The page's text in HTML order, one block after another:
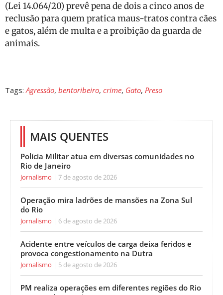
(Lei 14.064/20) prevê pena de dois a cinco anos de
reclusão para quem pratica maus-tratos contra cães
e gatos, além de multa e a proibição da guarda de
animais.
Tags: Agressão, bentoribeiro, crime, Gato, Preso
MAIS QUENTES
Polícia Militar atua em diversas comunidades no
Rio de Janeiro
Jornalismo 7 de agosto de 2026
Operação mira ladrões de mansões na Zona Sul
do Rio
Jornalismo 6 de agosto de 2026
Acidente entre veículos de carga deixa feridos e
provoca congestionamento na Dutra
Jornalismo 5 de agosto de 2026
PM realiza operações em diferentes regiões do Rio